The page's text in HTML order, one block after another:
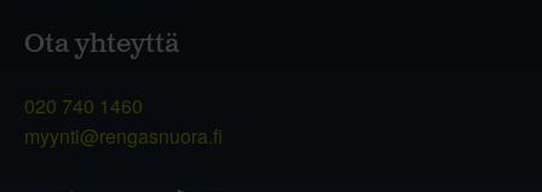
Ota yhteyttä
020 740 1460
myynti@rengasnuora.fi